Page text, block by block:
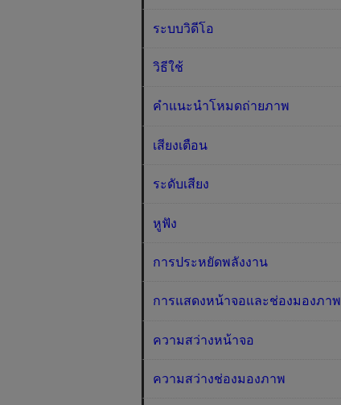
ระบบวิดีโอ
วิธีใช้
คำแนะนำโหมดถ่ายภาพ
เสียงเตือน
ระดับเสียง
หูฟัง
การประหยัดพลังงาน
การแสดงหน้าจอและช่องมองภาพ
ความสว่างหน้าจอ
ความสว่างช่องมองภาพ